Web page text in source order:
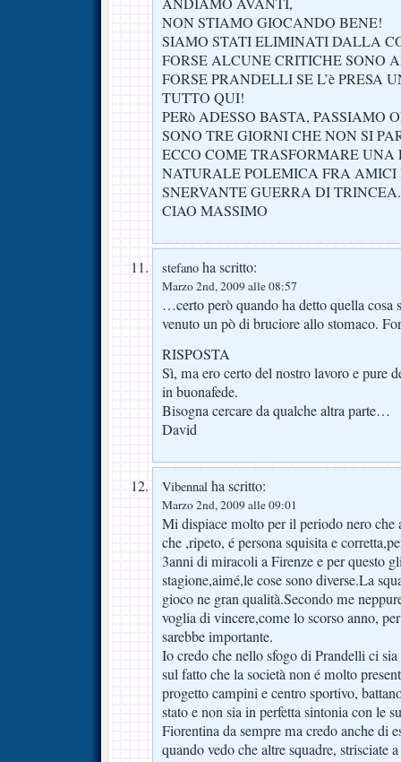
ANDIAMO AVANTI,
NON STIAMO GIOCANDO BENE!
SIAMO STATI ELIMINATI DALLA
FORSE ALCUNE CRITICHE SONO
FORSE PRANDELLI SE L’è PRESA
TUTTO QUI!
PERò ADESSO BASTA, PASSIAMO
SONO TRE GIORNI CHE NON SI
ECCO COME TRASFORMARE UNA
NATURALE POLEMICA FRA
SNERVANTE GUERRA DI TRINCEA.
CIAO MASSIMO
stefano ha scritto:
Marzo 2nd, 2009 alle 08:57
…certo però quando ha detto quella cosa
venuto un pò di bruciore allo stomaco.
RISPOSTA
Sì, ma ero certo del nostro lavoro e pure
in buonafede.
Bisogna cercare da qualche altra parte…
David
Vibennal ha scritto:
Marzo 2nd, 2009 alle 09:01
Mi dispiace molto per il periodo nero che
che ,ripeto, é persona squisita e
3anni di miracoli a Firenze e per questo
stagione,aimé,le cose sono diverse.La
gioco ne gran qualità.Secondo me
voglia di vincere,come lo scorso anno,
sarebbe importante.
Io credo che nello sfogo di Prandelli ci
sul fatto che la società non é molto
progetto campini e centro sportivo,
stato e non sia in perfetta sintonia con le
Fiorentina da sempre ma credo anche di
quando vedo che altre squadre, strisciate